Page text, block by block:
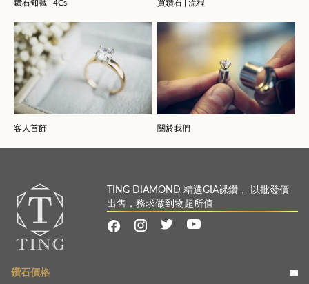
鑽石知識 | 4Cs 買鑽石 | 流程
客人首飾 關於我們
TING DIAMOND 精選GIA裸鑽， 以批發價
出售，務求做到物超所值
鑽石價格